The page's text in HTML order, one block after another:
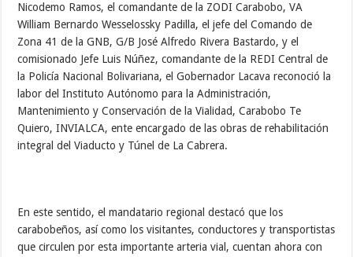
Nicodemo Ramos, el comandante de la ZODI Carabobo, VA
William Bernardo Wesselossky Padilla, el jefe del Comando de
Zona 41 de la GNB, G/B José Alfredo Rivera Bastardo, y el
comisionado Jefe Luis Núñez, comandante de la REDI Central de
la Policía Nacional Bolivariana, el Gobernador Lacava reconoció la
labor del Instituto Autónomo para la Administración,
Mantenimiento y Conservación de la Vialidad, Carabobo Te
Quiero, INVIALCA, ente encargado de las obras de rehabilitación
integral del Viaducto y Túnel de La Cabrera.
En este sentido, el mandatario regional destacó que los
carabobeños, así como los visitantes, conductores y transportistas
que circulen por esta importante arteria vial, cuentan ahora con